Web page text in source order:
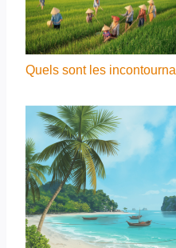
Quels sont les